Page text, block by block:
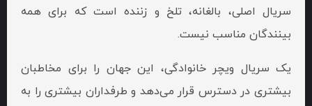
سریال اصلی، بالغانه، تلخ و زننده است که برای همه
بینندگان مناسب نیست.
یک سریال ویچر خانوادگی، این جهان را برای مخاطبان
بیشتری در دسترس قرار می‌دهد و طرفداران بیشتری را به